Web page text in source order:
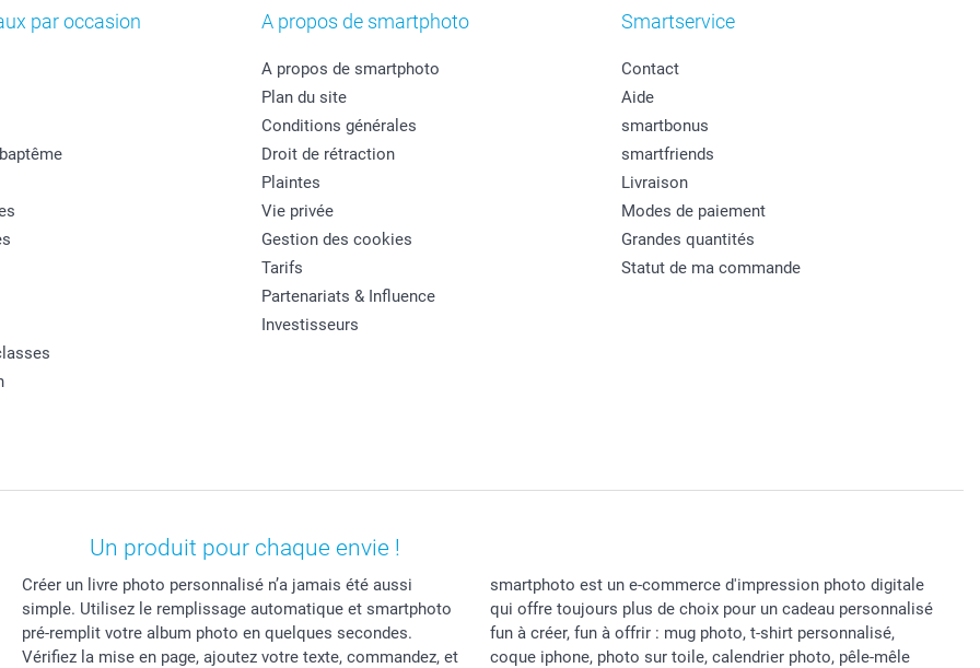
par occasion A propos de smartphoto
A propos de smartphoto
Plan du site
Conditions générales
Droit de rétraction
Plaintes
Vie privée
Gestion des cookies
Tarifs
Partenariats & Influence
Investisseurs
Smartservice
Contact
Aide
smartbonus
smartfriends
Livraison
Modes de paiement
Grandes quantités
Statut de ma commande
Un produit pour chaque envie !
Créer un livre photo personnalisé n’a jamais été aussi
simple. Utilisez le remplissage automatique et smartphoto
pré-remplit votre album photo en quelques secondes.
Vérifiez la mise en page, ajoutez votre texte, commandez, et
smartphoto est un e-commerce d'impression photo digitale
qui offre toujours plus de choix pour un cadeau personnalisé
fun à créer, fun à offrir : mug photo, t-shirt personnalisé,
coque iphone, photo sur toile, calendrier photo, pêle-mêle